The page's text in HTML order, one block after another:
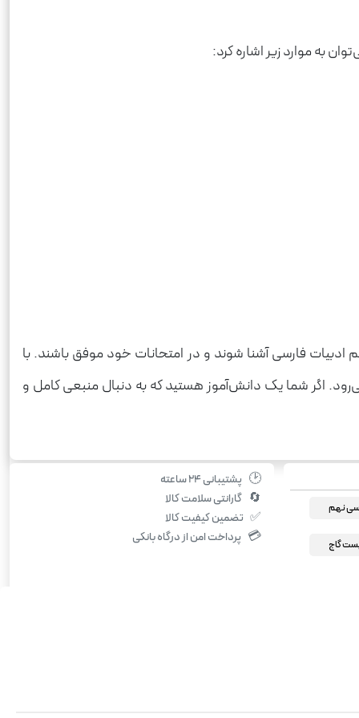
به موارد زیر اشاره کرد:
فارسی آشنا شوند و در امتحانات خود موفق باشند. با
اگر شما یک دانش‌آموز هستید که به دنبال منبعی کامل و
نهم
گاج
🕑 پشتیبانی ۲۴ ساعته
🔄 گارانتی سلامت کالا
✅ تضمین کیفیت کالا
💳 پرداخت امن از درگاه بانکی